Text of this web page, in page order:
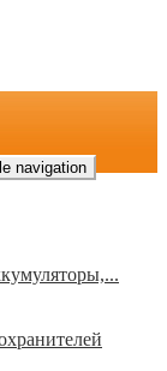
navigation